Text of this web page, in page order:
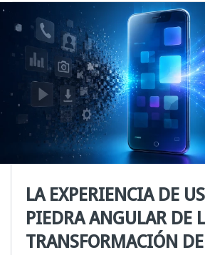
LA EXPERIENCIA DE
PIEDRA ANGULAR DE
TRANSFORMACIÓN